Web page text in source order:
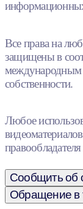
Все права на
защищены в
международным
собственности.
Любое
Сообщить об
Обращение в